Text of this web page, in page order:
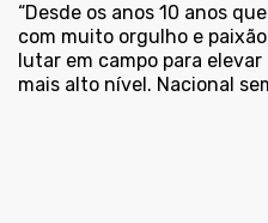
“Desde os anos 10 anos
com muito orgulho e
lutar em campo para
mais alto nível. Nacional